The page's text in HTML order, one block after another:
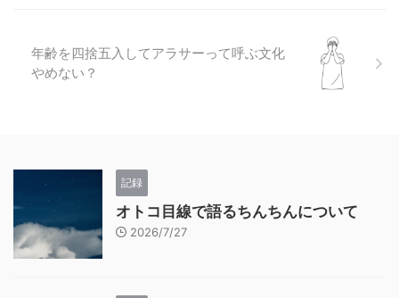
年齢を四捨五入してアラサーって呼ぶ文化
やめない？
記録
オトコ目線で語るちんちんについて
2026/7/27